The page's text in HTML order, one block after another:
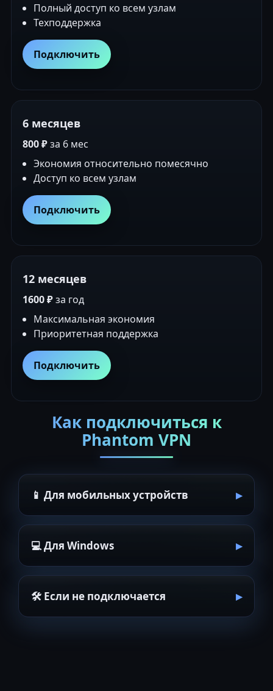
Полный доступ ко всем узлам
Техподдержка
Подключить
6 месяцев
800 ₽за 6 мес
Экономия относительно помесячно
Доступ ко всем узлам
Подключить
12 месяцев
1600 ₽за год
Максимальная экономия
Приоритетная поддержка
Подключить
Как подключиться к
Phantom VPN
📱 Для мобильных устройств
💻 Для Windows
🛠 Если не подключается